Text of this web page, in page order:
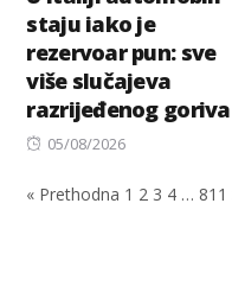
staju iako je
rezervoar pun: sve
više slučajeva
razrijeđenog goriva
Posted
05/08/2026
« Prethodna 1 2 3 4 … 811